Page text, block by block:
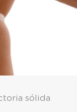
sólida